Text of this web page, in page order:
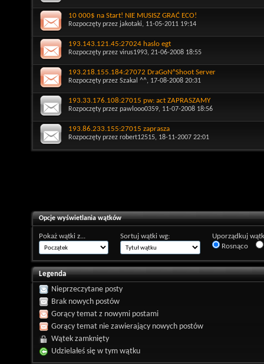
10 000$ na Start! NIE MUSISZ GRAĆ ECO!
Rozpoczęty przez jakotaki, 11-05-2011 19:14
193.143.121.45:27024 haslo egt
Rozpoczęty przez virus1993, 21-06-2008 18:55
193.218.155.184:27072 DraGoN^Shoot Server
Rozpoczęty przez Szakal ^^, 17-08-2008 20:31
193.33.176.108:27015 pw: act ZAPRASZAMY
Rozpoczęty przez pawlooo0359, 11-07-2008 18:56
193.86.233.155:27015 zaprasza
Rozpoczęty przez robert12515, 18-11-2007 22:01
Opcje wyświetlania wątków
Pokaż wątki z... Sortuj wątki wg:
Uporządkuj
Rosnąco
Legenda
Nieprzeczytane posty
Brak nowych postów
Gorący temat z nowymi postami
Gorący temat nie zawierający nowych postów
Wątek zamknięty
Udzielałeś się w tym wątku